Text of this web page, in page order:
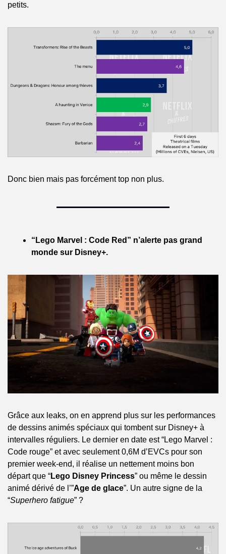
petits.
Donc bien mais pas forcément top non plus.
“Lego Marvel : Code Red” n’alerte pas grand
monde sur Disney+.
Grâce aux leaks, on en apprend plus sur les performances
de dessins animés spéciaux qui tombent sur Disney+ à
intervalles réguliers. Le dernier en date est “Lego Marvel :
Code rouge” et avec seulement 0,6M d’EVCs pour son
premier week-end, il réalise un nettement moins bon
départ que “Lego Disney Princess” ou même le dessin
animé dérivé de l’”Age de glace”. Un autre signe de la
“Superhero fatigue” ?